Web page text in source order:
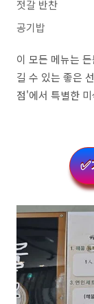
젓갈 반찬
공기밥
이 모든 메뉴는
길 수 있는 좋은
점'에서 특별한